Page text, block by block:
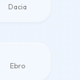
Dacia
Ebro